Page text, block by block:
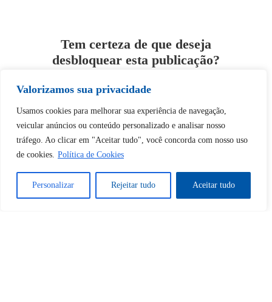
Valorizamos sua privacidade
Usamos cookies para melhorar sua experiência de navegação,
veicular anúncios ou conteúdo personalizado e analisar nosso
tráfego. Ao clicar em "Aceitar tudo", você concorda com nosso uso
de cookies. Política de Cookies
Personalizar Rejeitar tudo Aceitar tudo
Tem certeza de que deseja
desbloquear esta publicação?
Desbloquear esquerda : 0
Sim Não